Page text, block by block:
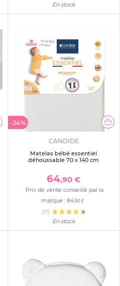
En stock
-24%
CANDIDE
Matelas bébé essentiel
déhoussable 70 x 140 cm
64,90 €
Prix de vente conseillé par la
marque : 84,90 €
(27)
En stock